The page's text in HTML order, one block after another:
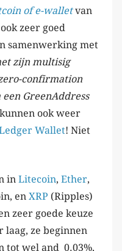
of e-walletvan
zeer goed
samenwerking met
zijn multisig
confirmation
GreenAddress
ook weer
Wallet! Niet
in Litecoin, Ether,
en XRP (Ripples)
zeer goede keuze
ze beginnen
tot wel and 0.03%,